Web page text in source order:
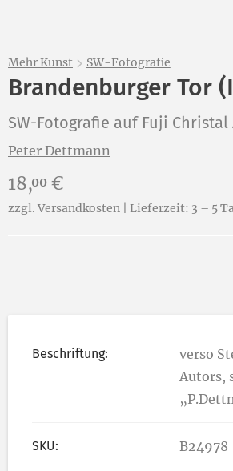
Mehr Kunst SW-Fotografie
Brandenburger Tor
SW-Fotografie auf Fuji Christal
Peter Dettmann
Preis:
18,00 €
zzgl. Versandkosten | Lieferzeit: 3 – 5
Beschriftung:
verso
Autors,
SKU: B24978